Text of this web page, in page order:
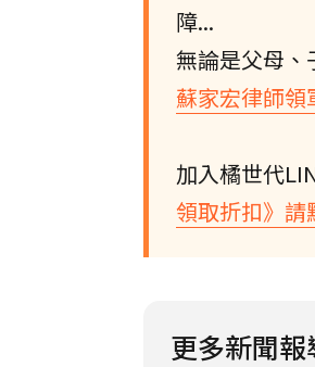
障...
無論是父母
蘇家宏律師
加入橘世代
領取折扣》請
更多新聞報